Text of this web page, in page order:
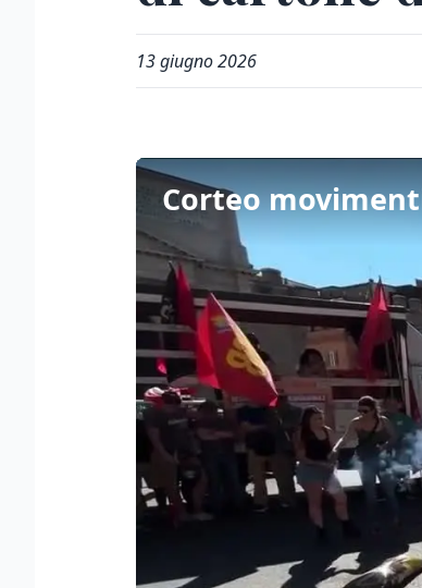
13 giugno 2026
Corteo